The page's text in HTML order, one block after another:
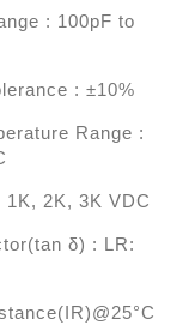
: 100pF to
: ±10%
Range :
1K, 2K, 3K VDC
δ) : LR: